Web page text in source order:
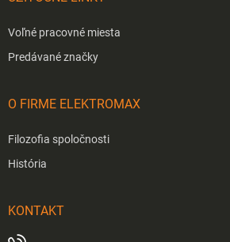
Voľné pracovné miesta
Predávané značky
O FIRME ELEKTROMAX
Filozofia spoločnosti
História
KONTAKT